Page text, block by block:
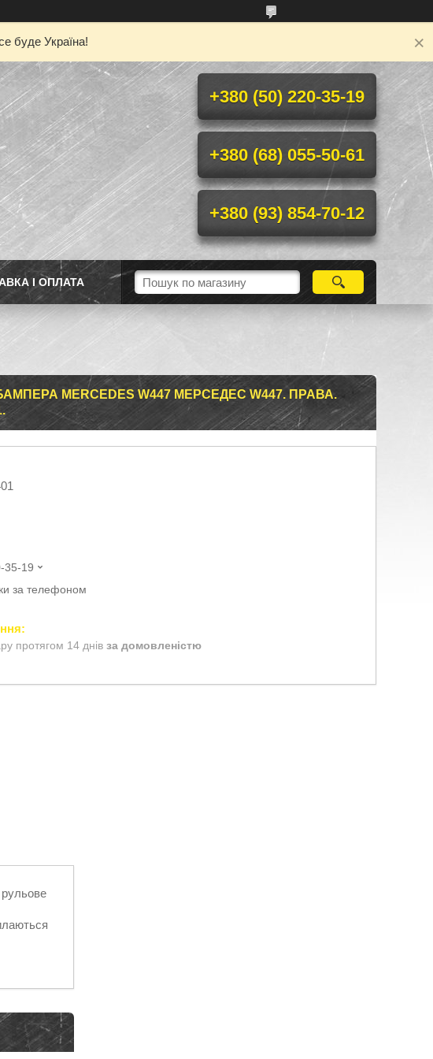
буде Україна!
+380 (50) 220-35-19
+380 (68) 055-50-61
+380 (93) 854-70-12
І ОПЛАТА
MERCEDES W447 МЕРСЕДЕС W447. ПРАВА.
35-19
за телефоном
протягом 14 днів за домовленістю